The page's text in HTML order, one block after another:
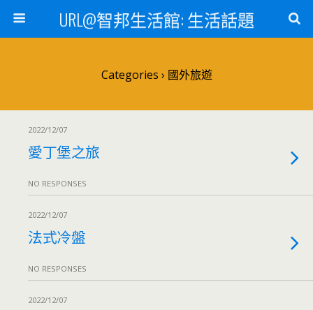
URL@智邦生活館: 生活話題
Categories › 國外旅遊
2022/12/07
愛丁堡之旅
NO RESPONSES
2022/12/07
法式冷盤
NO RESPONSES
2022/12/07